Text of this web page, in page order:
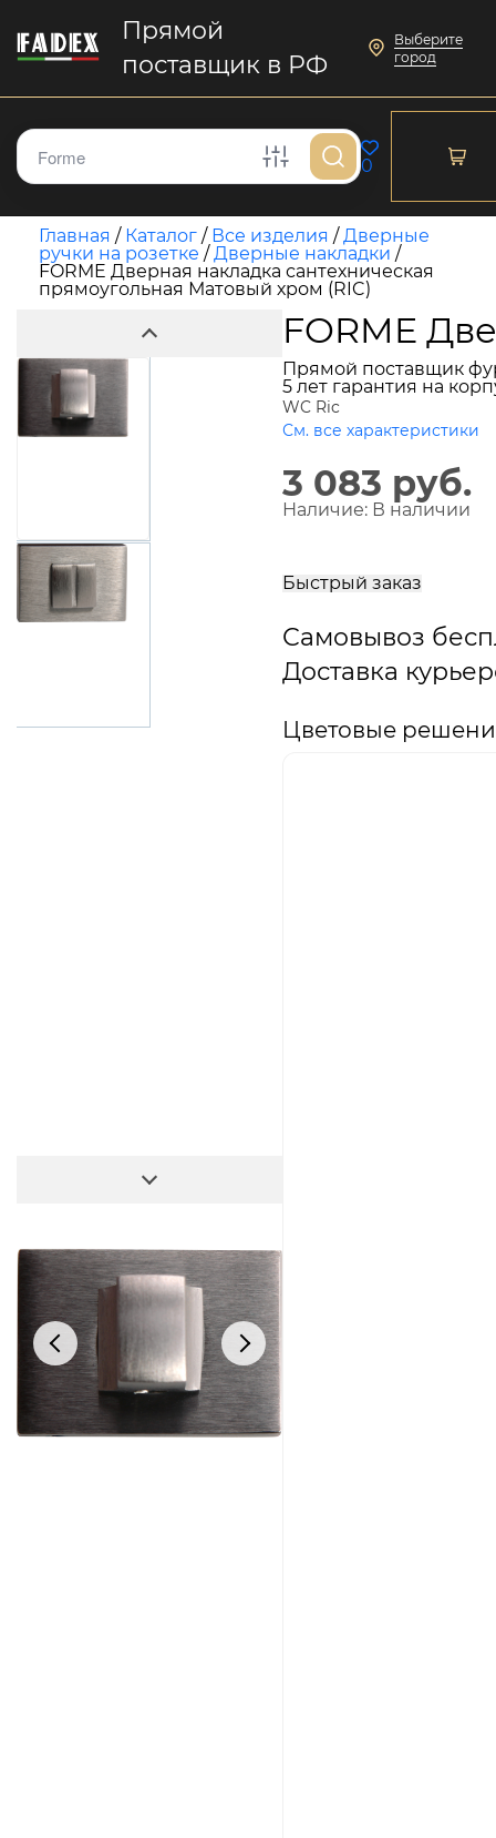
Прямой
поставщик в РФ
Выберите
город
0
Главная / Каталог / Все изделия /Дверные
ручки на розетке /Дверные накладки /
FORME Дверная накладка сантехническая
прямоугольная Матовый хром (RIC)
FORME
Прямой поставщик
5 лет гарантия на
WC Ric
См. все характеристики
3 083 руб.
Наличие: В наличии
Быстрый заказ
Самовывоз
Доставка
Цветовые